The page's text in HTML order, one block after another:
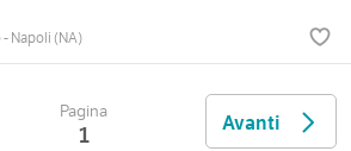
- Napoli (NA)
Pagina
1 Avanti